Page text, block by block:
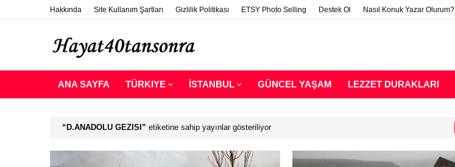
Hakkında Site Kullanım Şartları Gizlilik Politikası ETSY Photo Selling Destek Ol Nasıl Konuk Yazar Olurum?
ANA SAYFA TÜRKIYE İSTANBUL GÜNCEL YAŞAM LEZZET DURAKLARI
D.ANADOLU GEZISI etiketine sahip yayınlar gösteriliyor